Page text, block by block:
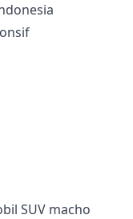
SUV macho